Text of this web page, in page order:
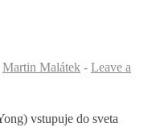
Martin Malátek - Leave a
vstupuje do sveta